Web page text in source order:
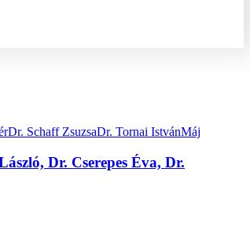
Dr. Schaff ZsuzsaDr. Tornai IstvánMáj
Dr. Cserepes Éva, Dr.